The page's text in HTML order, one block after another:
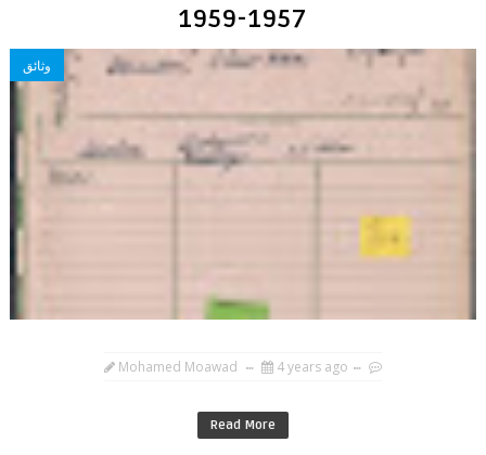
1957-1959
وثائق
Mohamed Moawad 4 years ago
Read More